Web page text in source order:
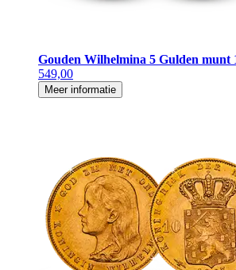
Gouden Wilhelmina 5 Gulden munt
549,00
Meer informatie